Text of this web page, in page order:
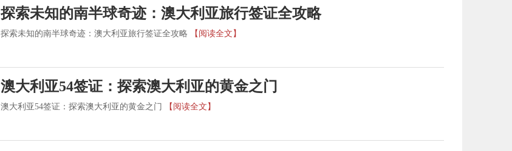
探索未知的南半球奇迹：澳大利亚旅行签证全攻略
探索未知的南半球奇迹：澳大利亚旅行签证全攻略 【阅读全文】
澳大利亚54签证：探索澳大利亚的黄金之门
澳大利亚54签证：探索澳大利亚的黄金之门 【阅读全文】